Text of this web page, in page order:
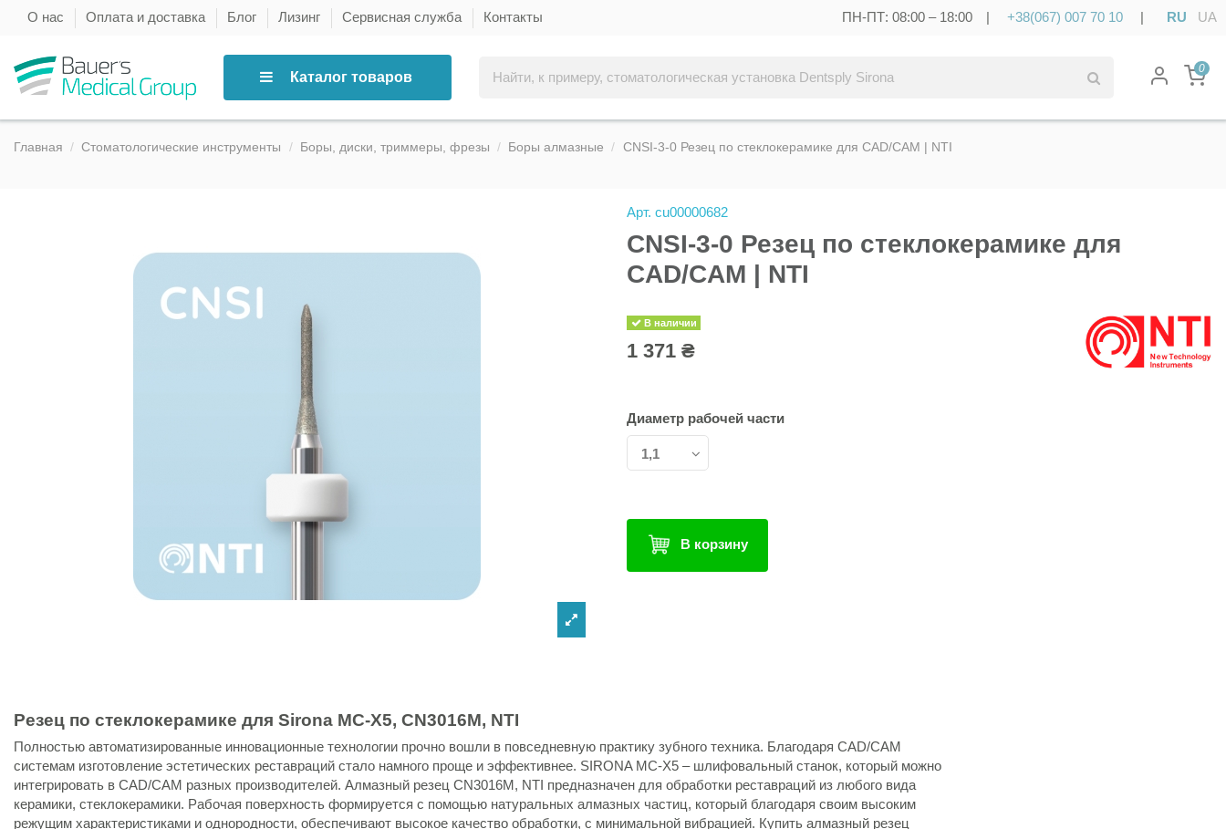
О нас Оплата и доставка Блог Лизинг Сервисная служба Контакты ПН-ПТ: 08:00 – 18:00 | +38(067) 007 70 10 | RU UA
Каталог товаров
0
Главная Стоматологические инструменты Боры, диски, триммеры, фрезы Боры алмазные CNSI-3-0 Резец по стеклокерамике для CAD/CAM | NTI
Арт. cu00000682
CNSI-3-0 Резец по стеклокерамике для
CAD/CAM | NTI
В наличии
1 371 ₴
Диаметр рабочей части
В корзину
Резец по стеклокерамике для Sirona MC-X5, CN3016M, NTI
Полностью автоматизированные инновационные технологии прочно вошли в повседневную практику зубного техника. Благодаря CAD/CAM
системам изготовление эстетических реставраций стало намного проще и эффективнее. SIRONA MC-X5 – шлифовальный станок, который можно
интегрировать в CAD/CAM разных производителей. Алмазный резец CN3016M, NTI предназначен для обработки реставраций из любого вида
керамики, стеклокерамики. Рабочая поверхность формируется с помощью натуральных алмазных частиц, который благодаря своим высоким
режущим характеристиками и однородности, обеспечивают высокое качество обработки, с минимальной вибрацией. Купить алмазный резец